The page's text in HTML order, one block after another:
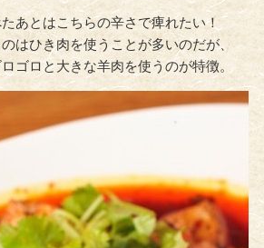
あとはこちらの辛さで痺れたい！
はひき肉を使うことが多いのだが、
ゴロと大きな羊肉を使うのが特徴。